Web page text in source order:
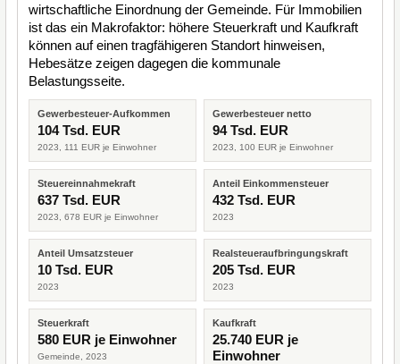
wirtschaftliche Einordnung der Gemeinde. Für Immobilien
ist das ein Makrofaktor: höhere Steuerkraft und Kaufkraft
können auf einen tragfähigeren Standort hinweisen,
Hebesätze zeigen dagegen die kommunale
Belastungsseite.
Gewerbesteuer-Aufkommen
104 Tsd. EUR
2023, 111 EUR je Einwohner
Gewerbesteuer netto
94 Tsd. EUR
2023, 100 EUR je Einwohner
Steuereinnahmekraft
637 Tsd. EUR
2023, 678 EUR je Einwohner
Anteil Einkommensteuer
432 Tsd. EUR
2023
Anteil Umsatzsteuer
10 Tsd. EUR
2023
Realsteueraufbringungskraft
205 Tsd. EUR
2023
Steuerkraft
580 EUR je Einwohner
Gemeinde, 2023
Kaufkraft
25.740 EUR je
Einwohner